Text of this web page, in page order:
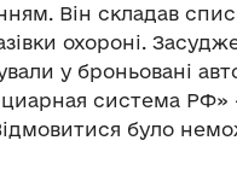
Він складав
охороні.
у броньовані
система РФ»
було